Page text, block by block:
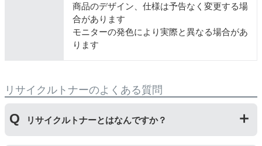
商品のデザイン、仕様は予告なく変更する場
合があります
モニターの発色により実際と異なる場合があ
ります
リサイクルトナーのよくある質問
リサイクルトナーとはなんですか？